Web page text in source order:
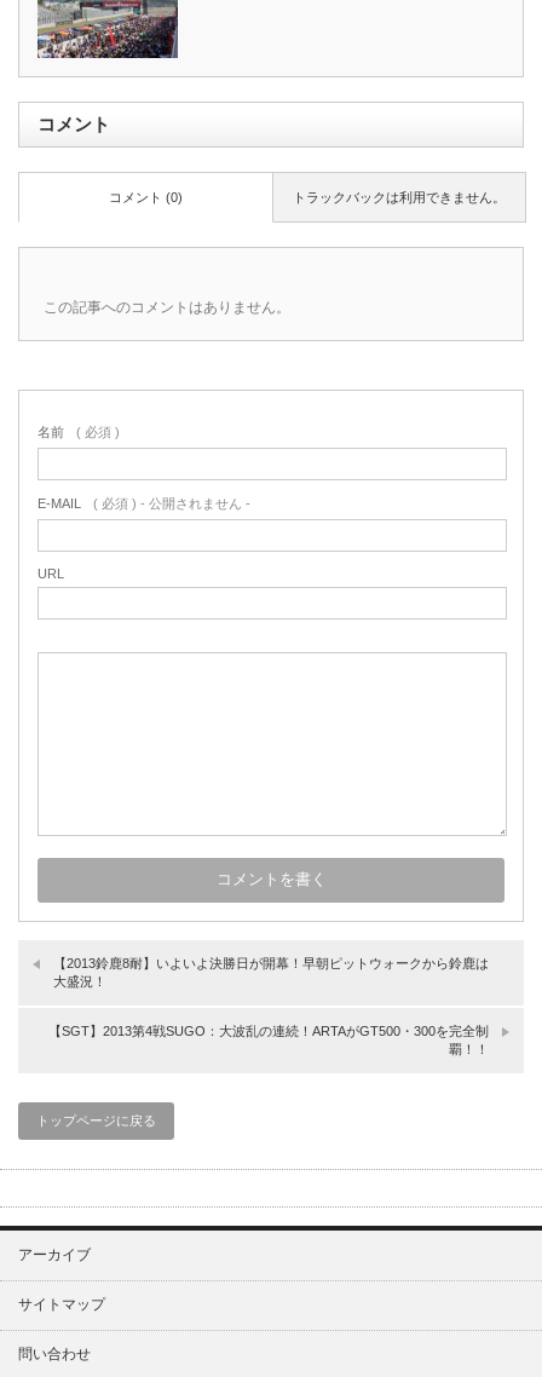
コメント
トラックバックは利用できません。
コメント (0)
この記事へのコメントはありません。
名前 ( 必須 )
E-MAIL ( 必須 ) - 公開されません -
URL
【2013鈴鹿8耐】いよいよ決勝日が開幕！早朝ピットウォークから鈴鹿は
大盛況！
【SGT】2013第4戦SUGO：大波乱の連続！ARTAがGT500・300を完全制
覇！！
トップページに戻る
アーカイブ
サイトマップ
問い合わせ